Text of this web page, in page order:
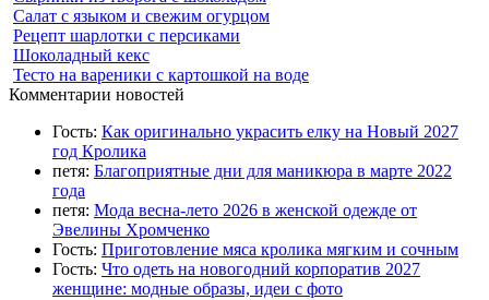
Салат с языком и свежим огурцом
Рецепт шарлотки с персиками
Шоколадный кекс
Тесто на вареники с картошкой на воде
Комментарии новостей
Гость: Как оригинально украсить елку на Новый 2027
год Кролика
петя: Благоприятные дни для маникюра в марте 2022
года
петя: Мода весна-лето 2026 в женской одежде от
Эвелины Хромченко
Гость: Приготовление мяса кролика мягким и сочным
Гость: Что одеть на новогодний корпоратив 2027
женщине: модные образы, идеи с фото